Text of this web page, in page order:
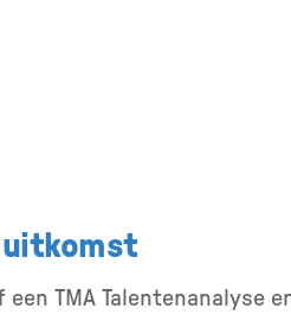
uitkomst
een TMA Talentenanalyse